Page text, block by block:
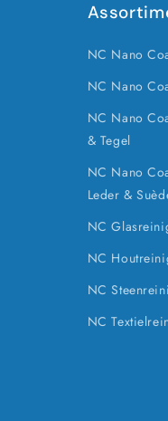
NC Nano
NC Nano
NC Nano
& Tegel
NC Nano
Leder &
NC
NC
NC
NC